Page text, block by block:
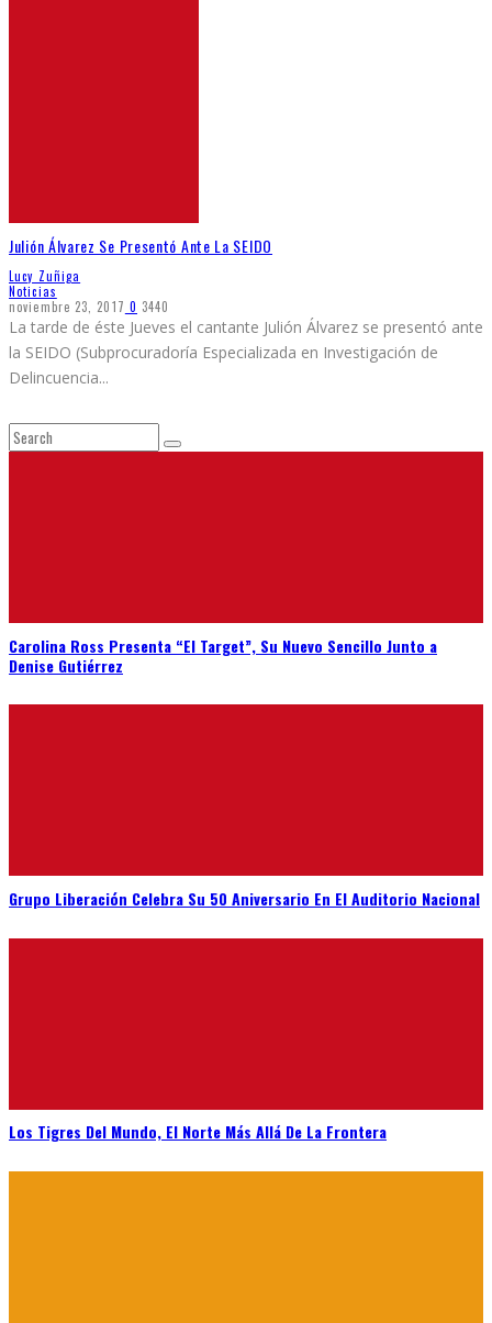
Julión Álvarez Se Presentó Ante La SEIDO
Lucy Zuñiga
Noticias
noviembre 23, 2017 0 3440
La tarde de éste Jueves el cantante Julión Álvarez se presentó ante
la SEIDO (Subprocuradoría Especializada en Investigación de
Delincuencia...
Carolina Ross Presenta “El Target”, Su Nuevo Sencillo Junto a
Denise Gutiérrez
Grupo Liberación Celebra Su 50 Aniversario En El Auditorio Nacional
Los Tigres Del Mundo, El Norte Más Allá De La Frontera